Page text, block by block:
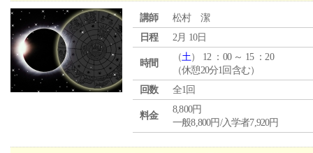
講師
松村 潔
日程
2月 10日
時間
（土） 12 ：00 ～ 15 ：20
（休憩20分1回含む）
回数
全1回
料金
8,800円
一般8,800円/入学者7,920円